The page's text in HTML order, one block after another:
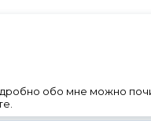
обо мне можно